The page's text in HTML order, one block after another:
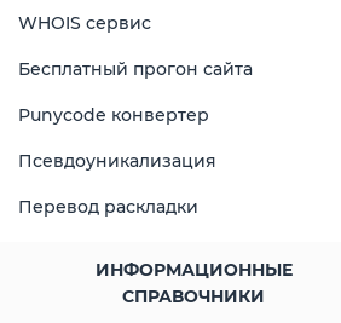
WHOIS сервис
Бесплатный прогон сайта
Punycode конвертер
Псевдоуникализация
Перевод раскладки
ИНФОРМАЦИОННЫЕ
СПРАВОЧНИКИ
На этой
графические
количественных и
параметров
Перейти к
Справка:Для того